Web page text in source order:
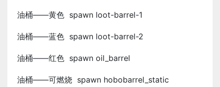
油桶——黄色 spawn loot-barrel-1
油桶——蓝色 spawn loot-barrel-2
油桶——红色 spawn oil_barrel
油桶——可燃烧 spawn hobobarrel_static